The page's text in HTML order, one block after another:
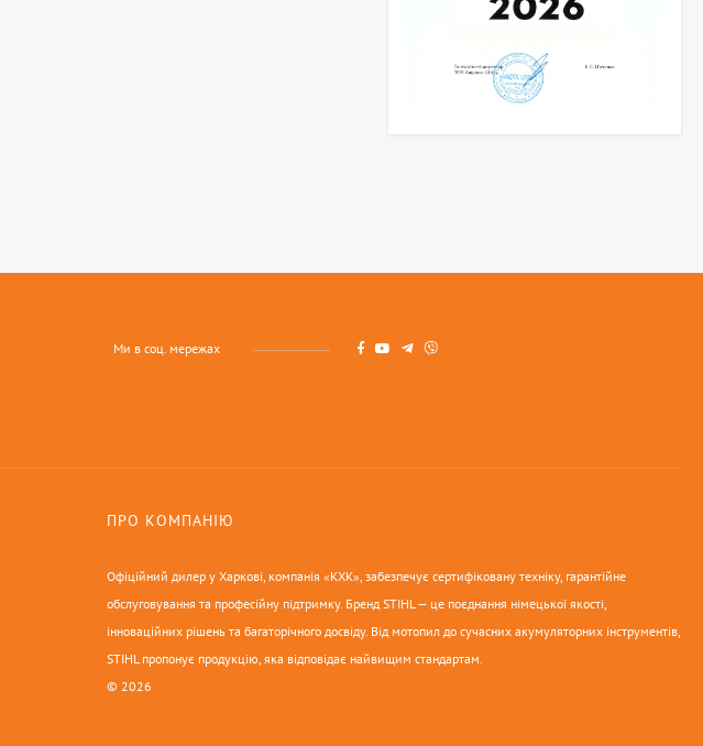
Ми в соц. мережах
ПРО КОМПАНІЮ
Офіційний дилер у Харкові, компанія «КХК», забезпечує сертифіковану техніку, гарантійне
обслуговування та професійну підтримку. Бренд STIHL — це поєднання німецької якості,
інноваційних рішень та багаторічного досвіду. Від мотопил до сучасних акумуляторних інструментів,
STIHL пропонує продукцію, яка відповідає найвищим стандартам.
© 2026